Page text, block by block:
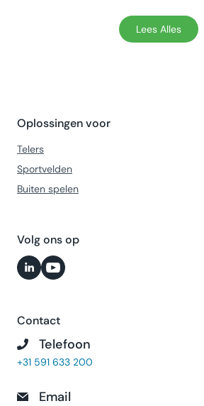
Lees Alles
Oplossingen voor
Telers
Sportvelden
Buiten spelen
Volg ons op
Contact
Telefoon
+31 591 633 200
Email